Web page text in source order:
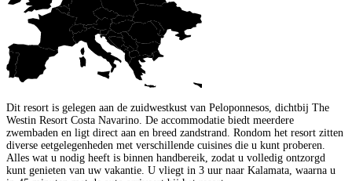
Dit resort is gelegen aan de zuidwestkust van Peloponnesos, dichtbij The
Westin Resort Costa Navarino. De accommodatie biedt meerdere
zwembaden en ligt direct aan en breed zandstrand. Rondom het resort zitten
diverse eetgelegenheden met verschillende cuisines die u kunt proberen.
Alles wat u nodig heeft is binnen handbereik, zodat u volledig ontzorgd
kunt genieten van uw vakantie. U vliegt in 3 uur naar Kalamata, waarna u